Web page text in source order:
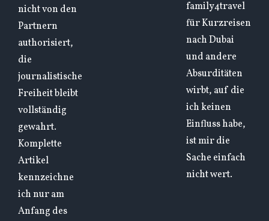
nicht von den
Partnern
authorisiert,
die
journalistische
Freiheit bleibt
vollständig
gewahrt.
Komplette
Artikel
kennzeichne
ich nur am
Anfang des
family4travel
für Kurzreisen
nach Dubai
und andere
Absurditäten
wirbt, auf die
ich keinen
Einfluss habe,
ist mir die
Sache einfach
nicht wert.